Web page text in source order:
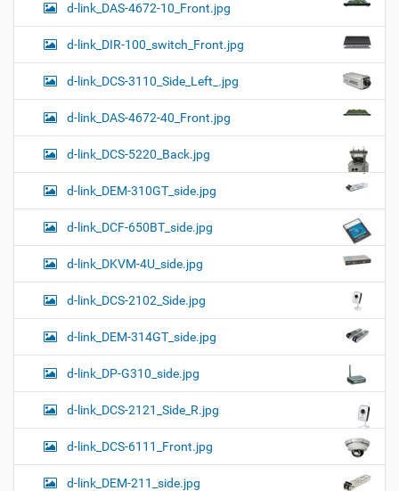
d-link_DAS-4672-10_Front.jpg
d-link_DIR-100_switch_Front.jpg
d-link_DCS-3110_Side_Left_.jpg
d-link_DAS-4672-40_Front.jpg
d-link_DCS-5220_Back.jpg
d-link_DEM-310GT_side.jpg
d-link_DCF-650BT_side.jpg
d-link_DKVM-4U_side.jpg
d-link_DCS-2102_Side.jpg
d-link_DEM-314GT_side.jpg
d-link_DP-G310_side.jpg
d-link_DCS-2121_Side_R.jpg
d-link_DCS-6111_Front.jpg
d-link_DEM-211_side.jpg